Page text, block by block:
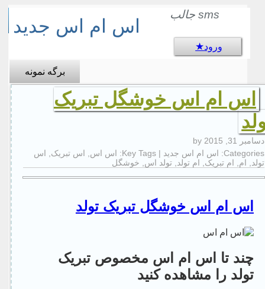
اس ام اس جدید
sms جالب
ورود
برگه نمونه
اس ام اس خوشگل تبریک
دسامبر 31, 2015
by
Categories:
اس ام اس جدید | Key Tags: اس اس, اس تبریک, اس
تولد, ام, ام تبریک, ام تولد, تولد اس, خوشگل
اس ام اس خوشگل تبریک تولد
چند تا اس ام اس مخصوص تبریک
تولد را مشاهده کنید